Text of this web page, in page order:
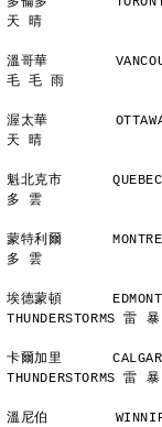
天 晴
溫哥華
毛 毛 雨
渥太華
天 晴
魁北克市
多 雲
蒙特利爾
多 雲
埃德蒙頓
THUNDERSTORMS 雷 暴
卡爾加里
THUNDERSTORMS 雷 暴
溫尼伯